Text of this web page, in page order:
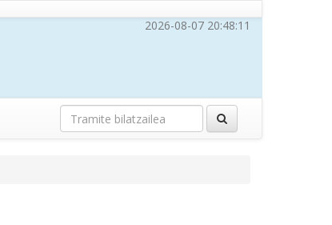
2026-08-07 20:48:11